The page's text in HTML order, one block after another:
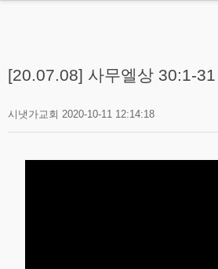
[20.07.08] 사무엘상 30:1-
시냇가교회 2020-10-11 12:14:18
- 주일설교